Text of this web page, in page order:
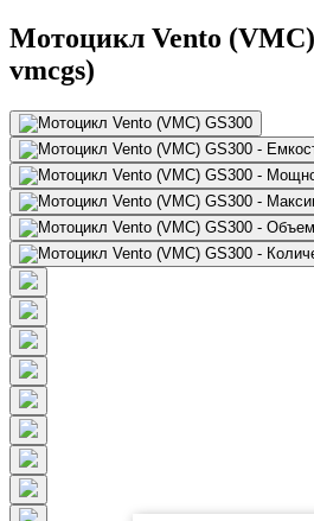
Мотоцикл Vento (VMC)
vmcgs)